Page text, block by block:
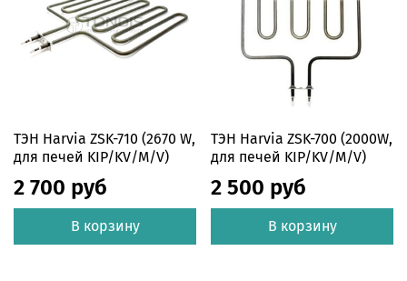
ТЭН Harvia ZSK-710 (2670 W,
для печей KIP/KV/M/V)
2 700 руб
В корзину
ТЭН Harvia ZSK-700 (2000W,
для печей KIP/KV/M/V)
2 500 руб
В корзину